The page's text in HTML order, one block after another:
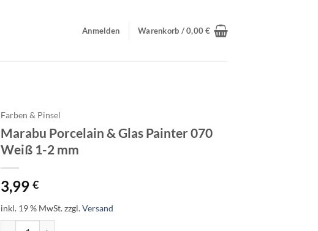
Anmelden Warenkorb /0,00€
Farben & Pinsel
Marabu Porcelain & Glas Painter 070
Weiß 1-2 mm
3,99€
inkl. 19 % MwSt.zzgl.Versand